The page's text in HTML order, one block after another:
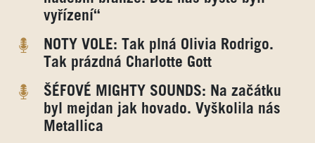
vyřízení“
NOTY VOLE: Tak plná Olivia Rodrigo.
Tak prázdná Charlotte Gott
ŠÉFOVÉ MIGHTY SOUNDS: Na začátku
byl mejdan jak hovado. Vyškolila nás
Metallica